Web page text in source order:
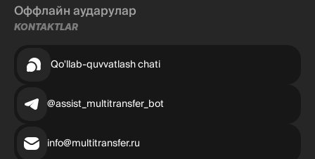
Оффлайн аударулар
KONTAKTLAR
Qo'llab-quvvatlash chati
@assist_multitransfer_bot
info@multitransfer.ru